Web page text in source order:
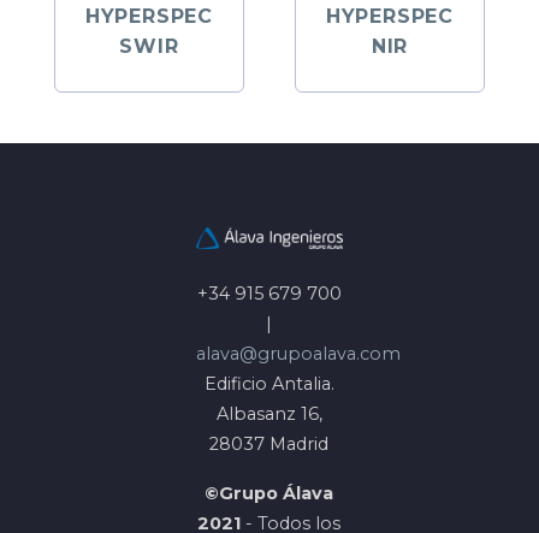
HYPERSPEC
SWIR
HYPERSPEC
NIR
+34 915 679 700
|
alava@grupoalava.com
Edificio Antalia.
Albasanz 16,
28037 Madrid
©Grupo Álava
2021 - Todos los